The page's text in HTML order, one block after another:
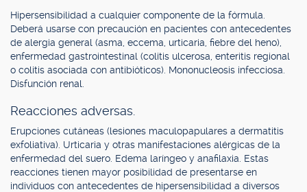
Hipersensibilidad a cualquier componente de la fórmula.
Deberá usarse con precaución en pacientes con antecedentes
de alergia general (asma, eccema, urticaria, fiebre del heno),
enfermedad gastrointestinal (colitis ulcerosa, enteritis regional
o colitis asociada con antibióticos). Mononucleosis infecciosa.
Disfunción renal.
Reacciones adversas.
Erupciones cutáneas (lesiones maculopapulares a dermatitis
exfoliativa). Urticaria y otras manifestaciones alérgicas de la
enfermedad del suero. Edema laríngeo y anafilaxia. Estas
reacciones tienen mayor posibilidad de presentarse en
individuos con antecedentes de hipersensibilidad a diversos